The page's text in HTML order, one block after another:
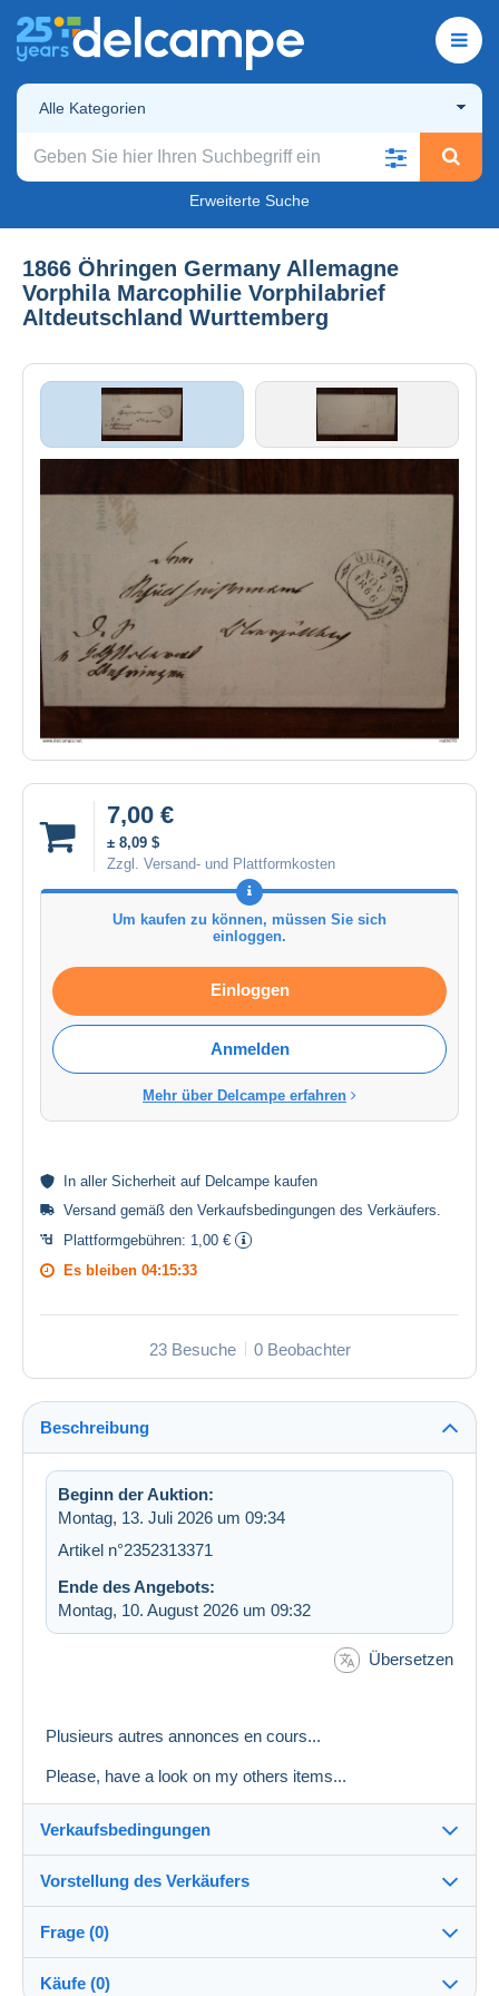
Alle Kategorien
Erweiterte Suche
1866 Öhringen Germany Allemagne
Vorphila Marcophilie Vorphilabrief
Altdeutschland Wurttemberg
7,00 €
± 8,09 $
Zzgl. Versand- und Plattformkosten
Um kaufen zu können, müssen Sie sich
einloggen.
Einloggen
Anmelden
Mehr über Delcampe erfahren
In aller Sicherheit auf Delcampe kaufen
Versand gemäß den Verkaufsbedingungen des Verkäufers
Plattformgebühren: 1,00 €
Es bleiben 04:15:33
23 Besuche 0 Beobachter
Beschreibung
Beginn der Auktion:
Montag, 13. Juli 2026 um 09:34
Artikel n°2352313371
Ende des Angebots:
Montag, 10. August 2026 um 09:32
Übersetzen
Plusieurs autres annonces en cours...
Please, have a look on my others items...
Verkaufsbedingungen
Versand nach:
Die Liste der Länder einsehen
Versand:
Vorkasse
Vorstellung des Verkäufers
nath070100%(2014x)
Frage (0)
Käufe (0)